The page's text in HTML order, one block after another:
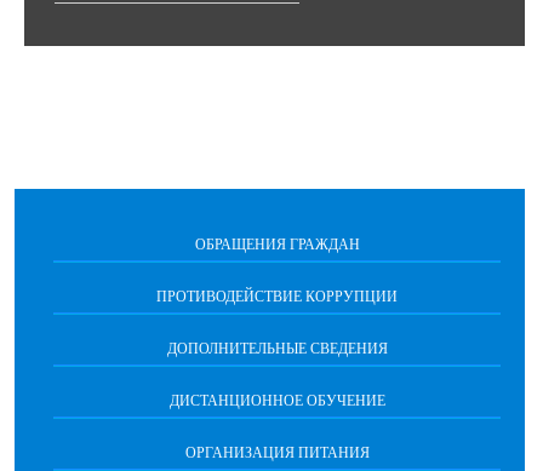
ОБРАЩЕНИЯ ГРАЖДАН
ПРОТИВОДЕЙСТВИЕ КОРРУПЦИИ
ДОПОЛНИТЕЛЬНЫЕ СВЕДЕНИЯ
ДИСТАНЦИОННОЕ ОБУЧЕНИЕ
ОРГАНИЗАЦИЯ ПИТАНИЯ